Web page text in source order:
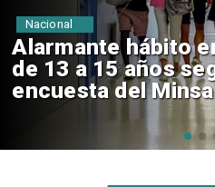
Aprueban creación
Sebastián Piñera
de $4 mil millones
Regiones